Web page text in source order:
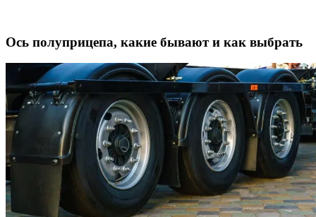
Ось полуприцепа, какие бывают и как выбрать